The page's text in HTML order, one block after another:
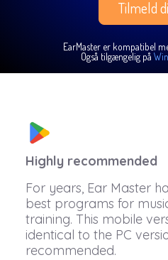
Tilmeld
EarMaster er kompatibel
Også tilgængelig på
Highly recommended
For years, Ear Master
best programs for
training. This mobile
identical to the PC
recommended.